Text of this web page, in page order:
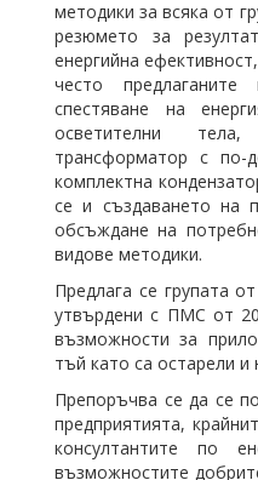
методики за всяка от
резюмето за
енергийна
често
спестяване на
осветителни
трансформатор с
комплектна
се и създаването на
обсъждане на
видове методики.
Предлага се групата
утвърдени с ПМС от
възможности за
тъй като са остарели и
Препоръчва се да се
предприятията,
консултантите по
възможностите